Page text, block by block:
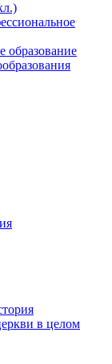
образование
в целом